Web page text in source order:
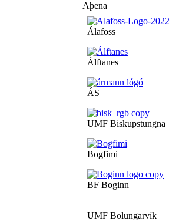
Aþena
Álafoss
Álftanes
ÁS
UMF Biskupstungna
Bogfimi
BF Boginn
UMF Bolungarvík